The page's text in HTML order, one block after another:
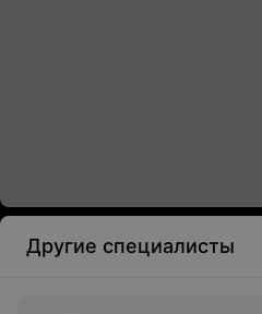
Другие специалисты